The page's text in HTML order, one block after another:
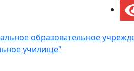
образовательное
училище"